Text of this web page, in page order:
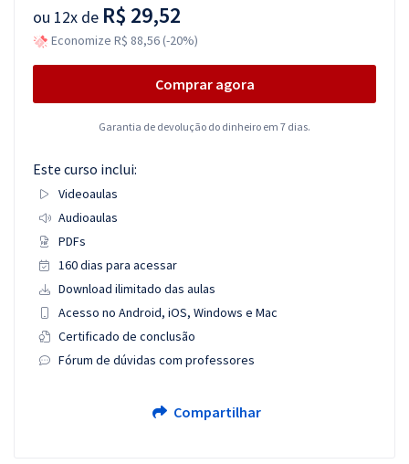
ou 12x de R$ 29,52
Economize R$ 88,56 (-20%)
Comprar agora
Garantia de devolução do dinheiro em 7 dias.
Este curso inclui:
Videoaulas
Audioaulas
PDFs
160 dias para acessar
Download ilimitado das aulas
Acesso no Android, iOS, Windows e Mac
Certificado de conclusão
Fórum de dúvidas com professores
Compartilhar